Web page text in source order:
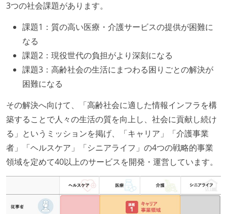
3つの社会課題があります。
課題1：質の高い医療・介護サービスの提供が困難に
なる
課題2：現役世代の負担がより深刻になる
課題3：高齢社会の生活にまつわる困りごとの解決が
困難になる
その解決へ向けて、「高齢社会に適した情報インフラを構
築することで人々の生活の質を向上し、社会に貢献し続け
る」というミッションを掲げ、「キャリア」「介護事業
者」「ヘルスケア」「シニアライフ」の4つの戦略的事業
領域を定めて40以上のサービスを開発・運営しています。